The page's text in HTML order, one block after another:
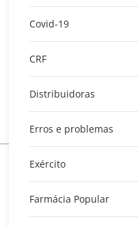
Covid-19
CRF
Distribuidoras
Erros e problemas
Exército
Farmácia Popular